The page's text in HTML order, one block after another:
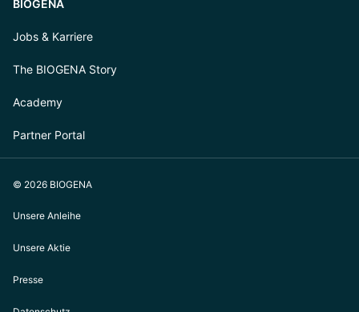
BIOGENA
Jobs & Karriere
The BIOGENA Story
Academy
Partner Portal
© 2026 BIOGENA
Unsere Anleihe
Unsere Aktie
Presse